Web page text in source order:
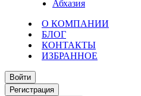
Абхазия
О КОМПАНИИ
БЛОГ
КОНТАКТЫ
ИЗБРАННОЕ
Войти
Регистрация